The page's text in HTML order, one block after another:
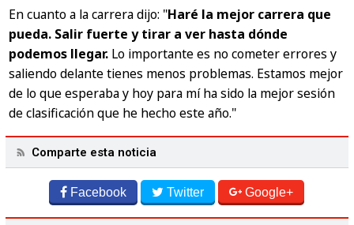
En cuanto a la carrera dijo: "Haré la mejor carrera que
pueda. Salir fuerte y tirar a ver hasta dónde
podemos llegar. Lo importante es no cometer errores y
saliendo delante tienes menos problemas. Estamos mejor
de lo que esperaba y hoy para mí ha sido la mejor sesión
de clasificación que he hecho este año."
Comparte esta noticia
Facebook Twitter Google+